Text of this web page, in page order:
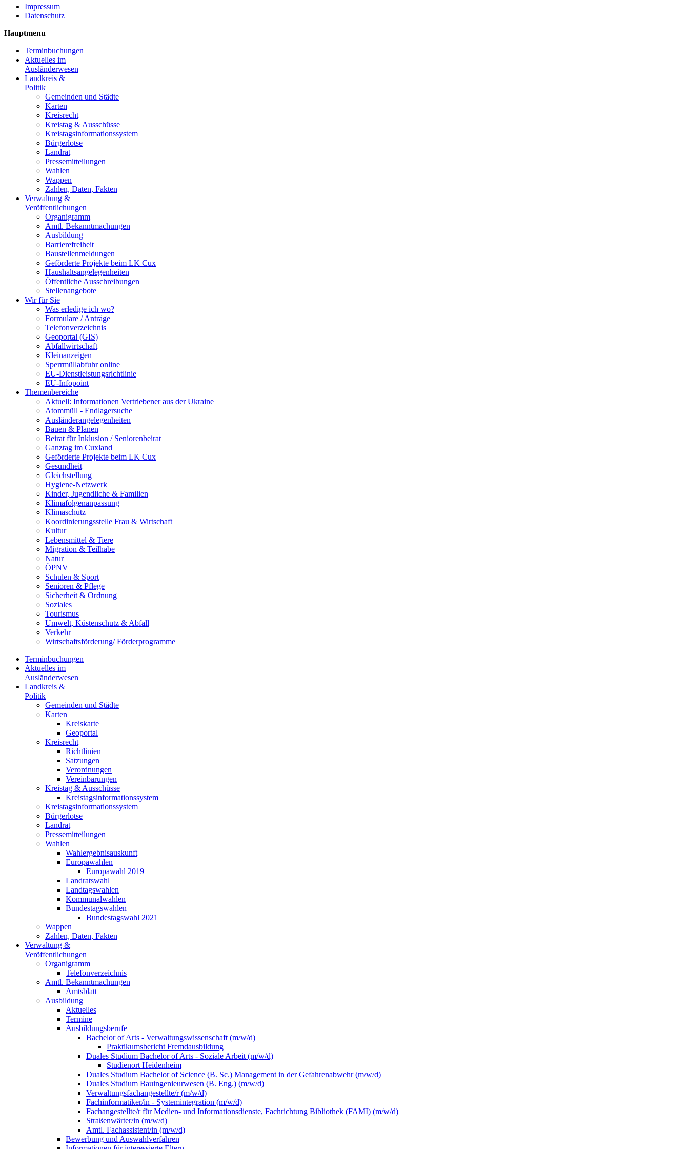
Impressum
Datenschutz
Hauptmenu
Terminbuchungen
Aktuelles im
Ausländerwesen
Landkreis &
Politik
Gemeinden und Städte
Karten
Kreisrecht
Kreistag & Ausschüsse
Kreistagsinformationssystem
Bürgerlotse
Landrat
Pressemitteilungen
Wahlen
Wappen
Zahlen, Daten, Fakten
Verwaltung &
Veröffentlichungen
Organigramm
Amtl. Bekanntmachungen
Ausbildung
Barrierefreiheit
Baustellenmeldungen
Geförderte Projekte beim LK Cux
Haushaltsangelegenheiten
Öffentliche Ausschreibungen
Stellenangebote
Wir für Sie
Was erledige ich wo?
Formulare / Anträge
Telefonverzeichnis
Geoportal (GIS)
Abfallwirtschaft
Kleinanzeigen
Sperrmüllabfuhr online
EU-Dienstleistungsrichtlinie
EU-Infopoint
Themenbereiche
Aktuell: Informationen Vertriebener aus der Ukraine
Atommüll - Endlagersuche
Ausländerangelegenheiten
Bauen & Planen
Beirat für Inklusion / Seniorenbeirat
Ganztag im Cuxland
Geförderte Projekte beim LK Cux
Gesundheit
Gleichstellung
Hygiene-Netzwerk
Kinder, Jugendliche & Familien
Klimafolgenanpassung
Klimaschutz
Koordinierungsstelle Frau & Wirtschaft
Kultur
Lebensmittel & Tiere
Migration & Teilhabe
Natur
ÖPNV
Schulen & Sport
Senioren & Pflege
Sicherheit & Ordnung
Soziales
Tourismus
Umwelt, Küstenschutz & Abfall
Verkehr
Wirtschaftsförderung/ Förderprogramme
Terminbuchungen
Aktuelles im
Ausländerwesen
Landkreis &
Politik
Gemeinden und Städte
Karten
Kreiskarte
Geoportal
Kreisrecht
Richtlinien
Satzungen
Verordnungen
Vereinbarungen
Kreistag & Ausschüsse
Kreistagsinformationssystem
Kreistagsinformationssystem
Bürgerlotse
Landrat
Pressemitteilungen
Wahlen
Wahlergebnisauskunft
Europawahlen
Europawahl 2019
Landratswahl
Landtagswahlen
Kommunalwahlen
Bundestagswahlen
Bundestagswahl 2021
Wappen
Zahlen, Daten, Fakten
Verwaltung &
Veröffentlichungen
Organigramm
Telefonverzeichnis
Amtl. Bekanntmachungen
Amtsblatt
Ausbildung
Aktuelles
Termine
Ausbildungsberufe
Bachelor of Arts - Verwaltungswissenschaft (m/w/d)
Praktikumsbericht Fremdausbildung
Duales Studium Bachelor of Arts - Soziale Arbeit (m/w/d)
Studienort Heidenheim
Duales Studium Bachelor of Science (B. Sc.) Management in der Gefahrenabwehr (m/w/d)
Duales Studium Bauingenieurwesen (B. Eng.) (m/w/d)
Verwaltungsfachangestellte/r (m/w/d)
Fachinformatiker/in - Systemintegration (m/w/d)
Fachangestellte/r für Medien- und Informationsdienste, Fachrichtung Bibliothek (FAMI) (m/w/d)
Straßenwärter/in (m/w/d)
Amtl. Fachassistent/in (m/w/d)
Bewerbung und Auswahlverfahren